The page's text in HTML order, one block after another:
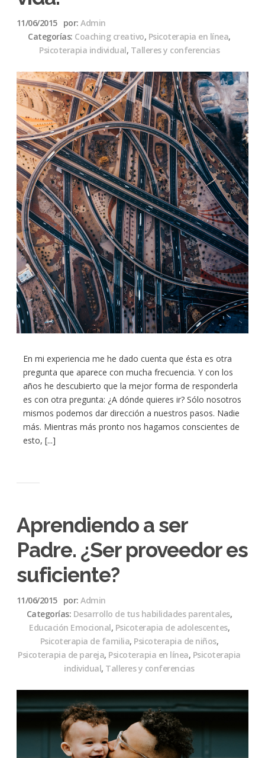
11/06/2015 por:Admin
Categorías: Coaching creativo, Psicoterapia en línea,
Psicoterapia individual, Talleres y conferencias
En mi experiencia me he dado cuenta que ésta es otra
pregunta que aparece con mucha frecuencia. Y con los
años he descubierto que la mejor forma de responderla
es con otra pregunta: ¿A dónde quieres ir? Sólo nosotros
mismos podemos dar dirección a nuestros pasos. Nadie
más. Mientras más pronto nos hagamos conscientes de
esto, [...]
Aprendiendo a ser
Padre. ¿Ser proveedor es
suficiente?
11/06/2015 por:Admin
Categorías: Desarrollo de tus habilidades parentales,
Educación Emocional, Psicoterapia de adolescentes,
Psicoterapia de familia, Psicoterapia de niños,
Psicoterapia de pareja, Psicoterapia en línea, Psicoterapia
individual, Talleres y conferencias